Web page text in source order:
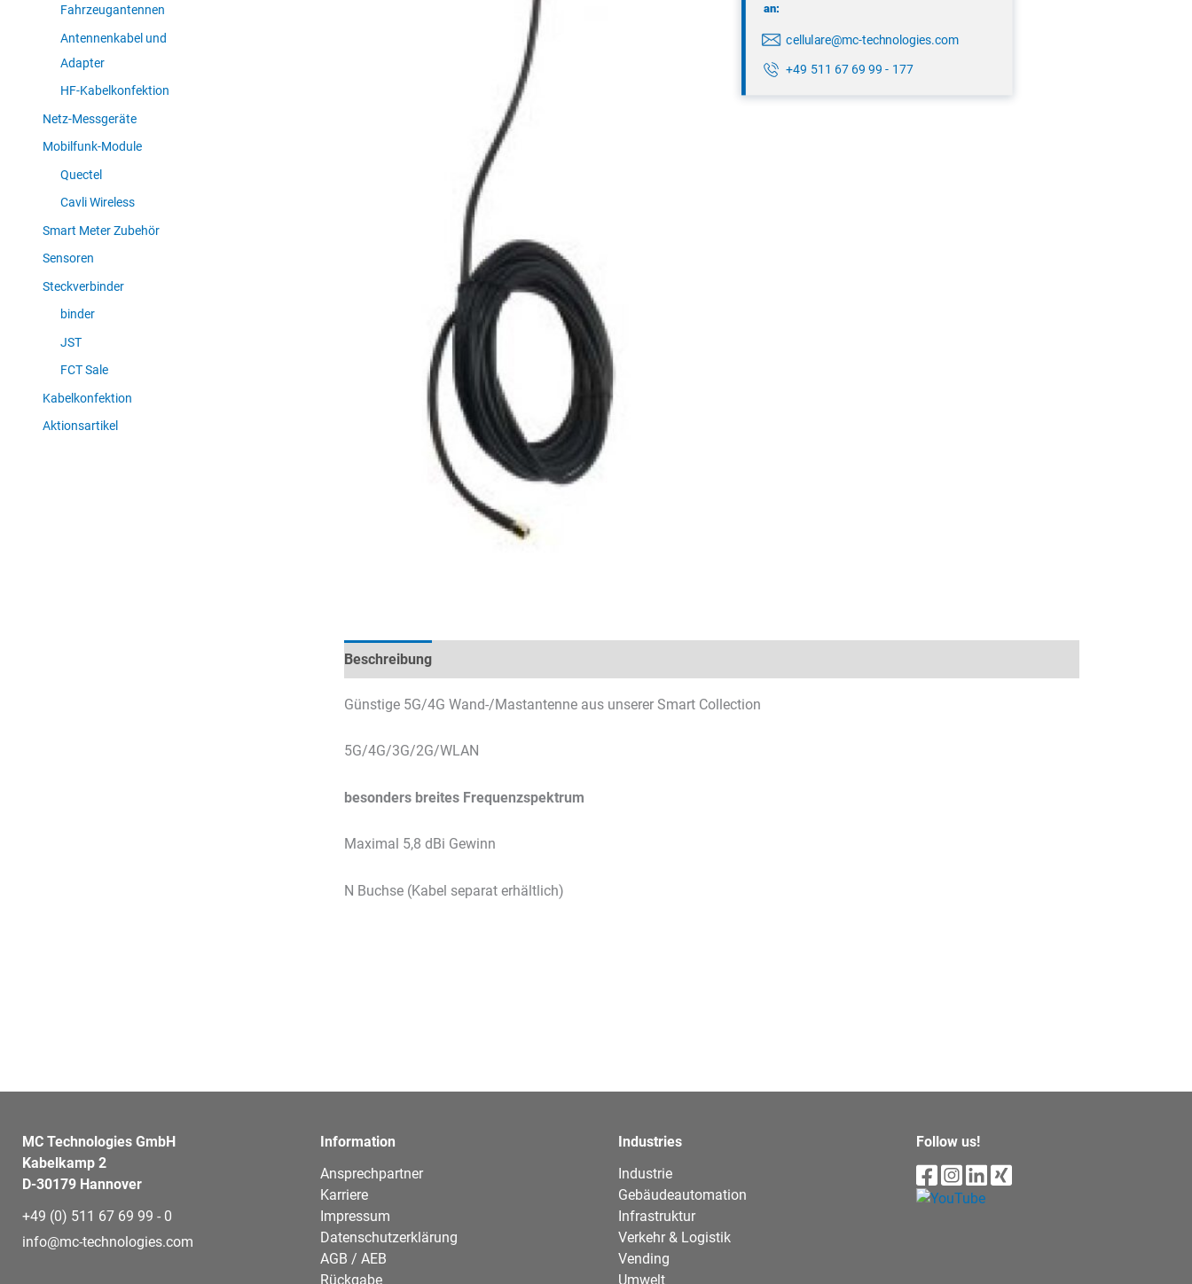
Fahrzeugantennen
Antennenkabel und
Adapter
HF-Kabelkonfektion
Netz-Messgeräte
Mobilfunk-Module
Quectel
Cavli Wireless
Smart Meter Zubehör
Sensoren
Steckverbinder
binder
JST
FCT Sale
Kabelkonfektion
Aktionsartikel
an:
cellulare@mc-technologies.com
+49 511 67 69 99 - 177
Beschreibung
Günstige 5G/4G Wand-/Mastantenne aus unserer Smart Collection
5G/4G/3G/2G/WLAN
besonders breites Frequenzspektrum
Maximal 5,8 dBi Gewinn
N Buchse (Kabel separat erhältlich)
MC Technologies GmbH
Kabelkamp 2
D-30179 Hannover
+49 (0) 511 67 69 99 - 0
info@mc-technologies.com
Information
Ansprechpartner
Karriere
Impressum
Datenschutzerklärung
AGB / AEB
Rückgabe
Industries
Industrie
Gebäudeautomation
Infrastruktur
Verkehr & Logistik
Vending
Umwelt
Follow us!